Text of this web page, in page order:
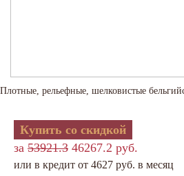
Плотные, рельефные, шелковистые
Купить со скидкой
за 53921.3 46267.2 руб.
или в кредит от 4627 руб. в месяц